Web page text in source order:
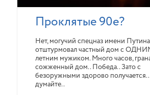
Проклятые 90е?
Нет, могучий спецназ имени Путина
отштурмовал частный дом с
летним мужиком. Много часов,
сожженный дом.. Победа.. Зато с
безоружными здорово получается..
думайте..